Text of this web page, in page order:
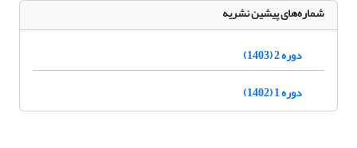
شماره‌های پیشین نشریه
دوره 2 (1403)
دوره 1 (1402)